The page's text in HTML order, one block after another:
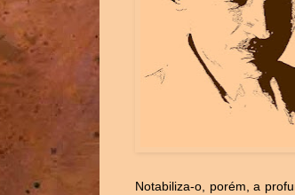
Notabiliza-o, porém, a